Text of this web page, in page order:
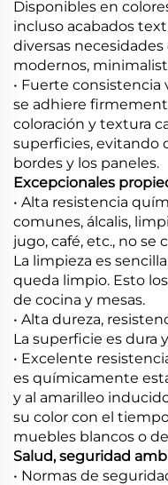
Disponibles en
incluso acabados
diversas
modernos,
• Fuerte consistencia
se adhiere
coloración y textura
superficies, evitando
bordes y los paneles.
Excepcionales
• Alta resistencia
comunes, álcalis,
jugo, café, etc., no se
La limpieza es
queda limpio. Esto
de cocina y mesas.
• Alta dureza,
La superficie es dura
• Excelente
es químicamente
y al amarilleo
su color con el
muebles blancos o
Salud, seguridad
• Normas de